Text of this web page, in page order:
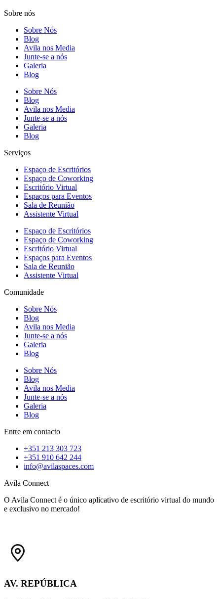
Sobre nós
Sobre Nós
Blog
Avila nos Media
Junte-se a nós
Galeria
Blog
Sobre Nós
Blog
Avila nos Media
Junte-se a nós
Galeria
Blog
Serviços
Espaço de Escritórios
Espaço de Coworking
Escritório Virtual
Espaços para Eventos
Sala de Reunião
Assistente Virtual
Espaço de Escritórios
Espaço de Coworking
Escritório Virtual
Espaços para Eventos
Sala de Reunião
Assistente Virtual
Comunidade
Sobre Nós
Blog
Avila nos Media
Junte-se a nós
Galeria
Blog
Sobre Nós
Blog
Avila nos Media
Junte-se a nós
Galeria
Blog
Entre em contacto
+351 213 303 723
+351 ‭910 642 244
info@avilaspaces.com
Avila Connect
O Avila Connect é o único aplicativo de escritório virtual do mundo
e exclusivo no mercado!
AV. REPÚBLICA